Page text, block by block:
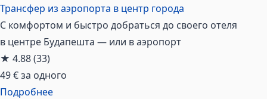
Трансфер из аэропорта в центр города
С комфортом и быстро добраться до своего отеля
в центре Будапешта — или в аэропорт
★ 4.88(33)
49 €за одного
Подробнее